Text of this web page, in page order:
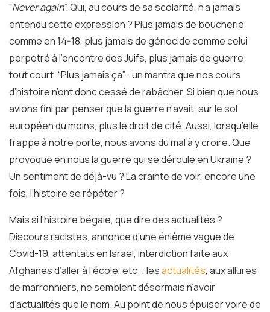
“Never again”. Qui, au cours de sa scolarité, n’a jamais
entendu cette expression ? Plus jamais de boucherie
comme en 14-18, plus jamais de génocide comme celui
perpétré à l’encontre des Juifs, plus jamais de guerre
tout court. “Plus jamais ça” : un mantra que nos cours
d’histoire n’ont donc cessé de rabâcher. Si bien que nous
avions fini par penser que la guerre n’avait, sur le sol
européen du moins, plus le droit de cité. Aussi, lorsqu’elle
frappe à notre porte, nous avons du mal à y croire. Que
provoque en nous la guerre qui se déroule en Ukraine ?
Un sentiment de déjà-vu ? La crainte de voir, encore une
fois, l’histoire se répéter ?
Mais si l’histoire bégaie, que dire des actualités ?
Discours racistes, annonce d’une énième vague de
Covid-19, attentats en Israël, interdiction faite aux
Afghanes d’aller à l’école, etc. : lesactualités, aux allures
de marronniers, ne semblent désormais n’avoir
d’actualités que le nom. Au point de nous épuiser voire de